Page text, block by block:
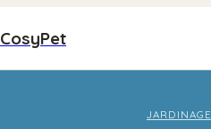
CosyPet
JARDINAGE